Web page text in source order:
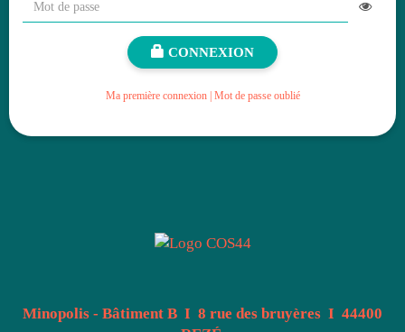
CONNEXION
Ma première connexion | Mot de passe oublié
Minopolis - Bâtiment B I 8 rue des bruyères I 44400